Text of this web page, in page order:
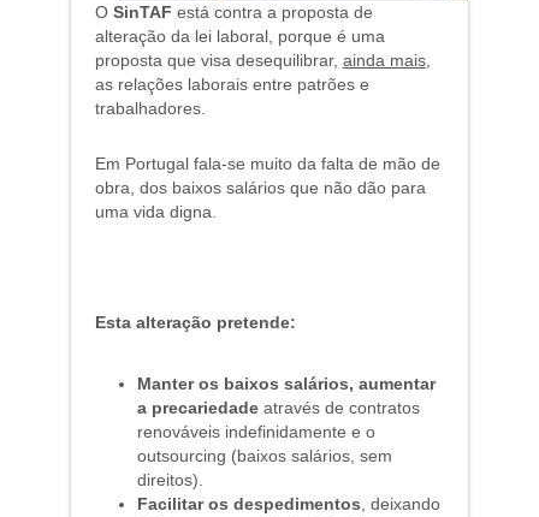
O SinTAF está contra a proposta de
alteração da lei laboral, porque é uma
proposta que visa desequilibrar, ainda mais,
as relações laborais entre patrões e
trabalhadores.
Em Portugal fala-se muito da falta de mão de
obra, dos baixos salários que não dão para
uma vida digna.
Esta alteração pretende:
Manter os baixos salários, aumentar
a precariedadeatravés de contratos
renováveis indefinidamente e o
outsourcing (baixos salários, sem
direitos).
Facilitar os despedimentos , deixando